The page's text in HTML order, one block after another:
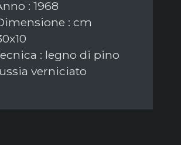
: 1968
: cm
: legno di pino
verniciato